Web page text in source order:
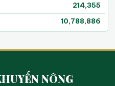
214,355
10,788,886
NÔNG